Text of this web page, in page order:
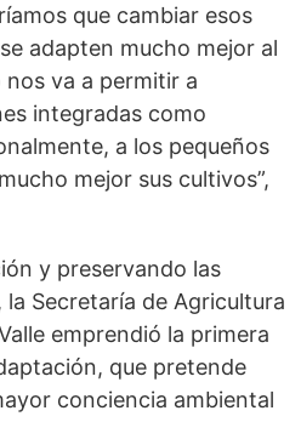
que cambiar esos
adapten mucho mejor al
va a permitir a
integradas como
a los pequeños
mejor sus cultivos”,
y preservando las
Secretaría de Agricultura
emprendió la primera
que pretende
conciencia ambiental